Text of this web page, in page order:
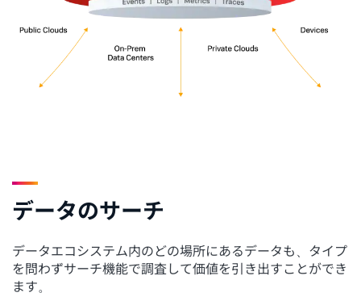
データのサーチ
データエコシステム内のどの場所にあるデータも、タイプ
を問わずサーチ機能で調査して価値を引き出すことができ
ます。